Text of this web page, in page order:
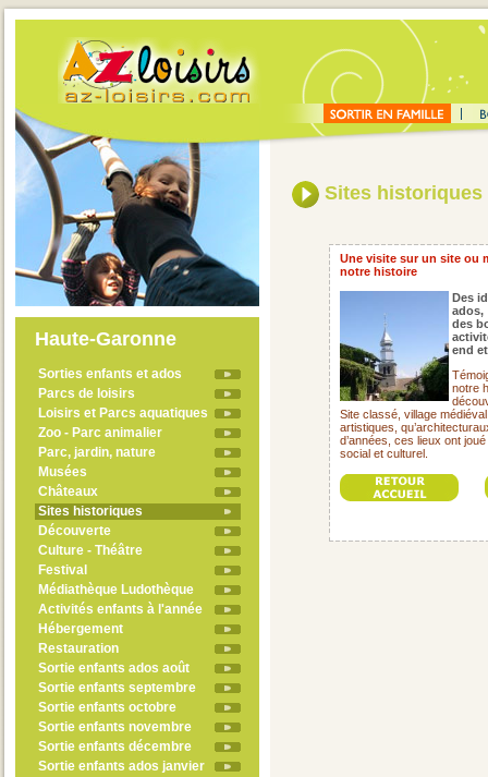
Haute-Garonne
Sorties enfants et ados
Parcs de loisirs
Loisirs et Parcs aquatiques
Zoo - Parc animalier
Parc, jardin, nature
Musées
Châteaux
Sites historiques
Découverte
Culture - Théâtre
Festival
Médiathèque Ludothèque
Activités enfants à l'année
Hébergement
Restauration
Sortie enfants ados août
Sortie enfants septembre
Sortie enfants octobre
Sortie enfants novembre
Sortie enfants décembre
Sortie enfants ados janvier
Sites historiques
Une visite sur un site ou
notre histoire
Des
ados,
des
end
notre
Site classé, village
artistiques,
d’années, ces lieux ont
social et culturel.